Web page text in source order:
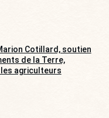
Cotillard, soutien
de la Terre,
agriculteurs